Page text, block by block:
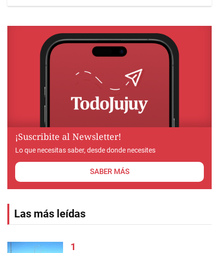
¡Suscribite al Newsletter!
Lo que necesitas saber, desde donde necesites
SABER MÁS
Las más leídas